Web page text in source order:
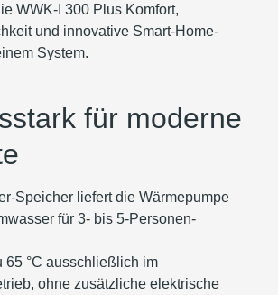
WWK-I 300 Plus Komfort,
und innovative Smart-Home-
System.
für moderne
Speicher liefert die Wärmepumpe
für 3- bis 5-Personen-
65 °C ausschließlich im
ohne zusätzliche elektrische